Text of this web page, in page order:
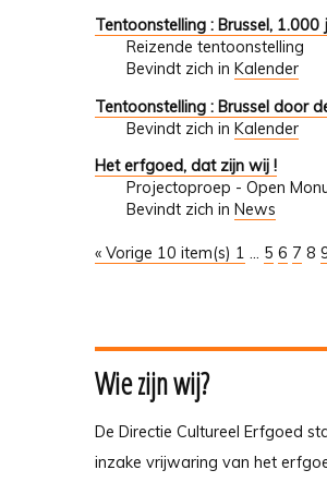
Tentoonstelling : Brussel, 1.000
Reizende tentoonstelling
Bevindt zich in Kalender
Tentoonstelling : Brussel door
Bevindt zich in Kalender
Het erfgoed, dat zijn wij !
Projectoproep - Open
Bevindt zich in News
« Vorige 10 item(s) 1 ... 5 6 7 8
Wie zijn wij?
De Directie Cultureel Erfgoed
inzake vrijwaring van het